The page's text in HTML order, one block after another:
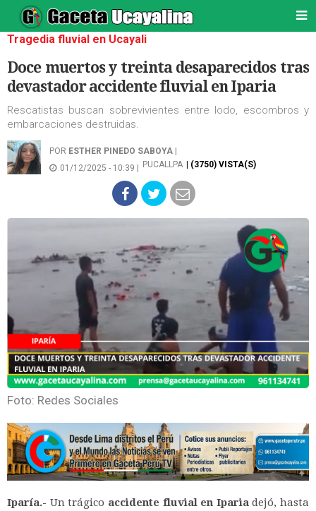
Tragedia fluvial en Ucayali
Doce muertos y treinta desaparecidos tras
devastador accidente fluvial en Iparia
Rescatistas buscan sobrevivientes entre lodo, escombros y
embarcaciones destruidas.
POR ESTHER PINEDO SABOYA
01/12/2025 - 10:39 |
PUCALLPA | (3750) VISTA(S)
Foto: Redes Sociales
Iparía.- Un trágico accidente fluvial en Ipariadejó, hasta